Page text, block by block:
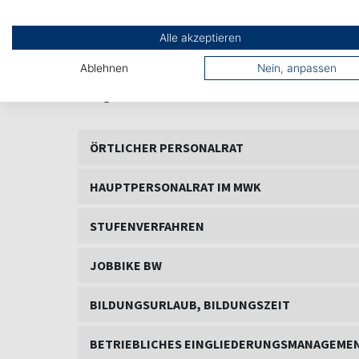
ÖRTLICHER PERSONALRAT
HAUPTPERSONALRAT IM MWK
STUFENVERFAHREN
JOBBIKE BW
BILDUNGSURLAUB, BILDUNGSZEIT
BETRIEBLICHES
Alle akzeptieren
Ablehnen Nein, anpassen